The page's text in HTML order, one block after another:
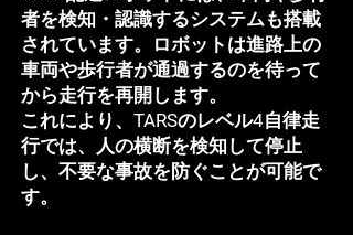
者を検知・認識するシステムも搭載
されています。ロボットは進路上の
車両や歩行者が通過するのを待って
から走行を再開します。
これにより、TARSのレベル4自律走
行では、人の横断を検知して停止
し、不要な事故を防ぐことが可能で
す。